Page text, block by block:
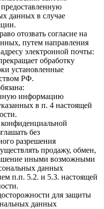
данных в случае
отозвать согласие на
путем направления
электронной почты:
обработку
установленные
РФ.
информацию
в п. 4 настоящей
без
разрешения
продажу, обмен,
иными возможными
данных
п.п. 5.2. и 5.3. настоящей
для защиты
данных